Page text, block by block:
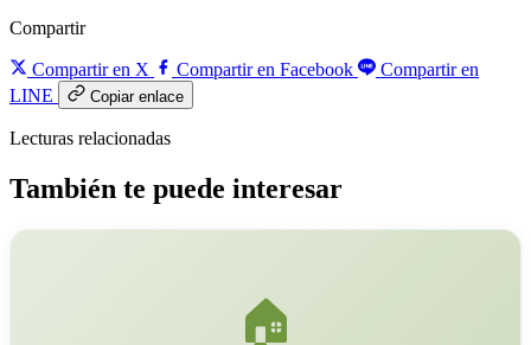
Compartir
Compartir en X Compartir en Facebook
Compartir en
LINE
Copiar enlace
Lecturas relacionadas
También te puede interesar
🏠